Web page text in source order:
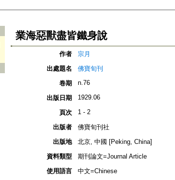
業海惡獸盡皆鐵身說
作者
宗月
出處題名
佛寶旬刊
卷期
n.76
出版日期 1929.06
頁次 1 - 2
出版者
佛寶旬刊社
出版地
北京, 中國 [Peking, China]
資料類型
期刊論文=Journal Article
使用語言
中文=Chinese